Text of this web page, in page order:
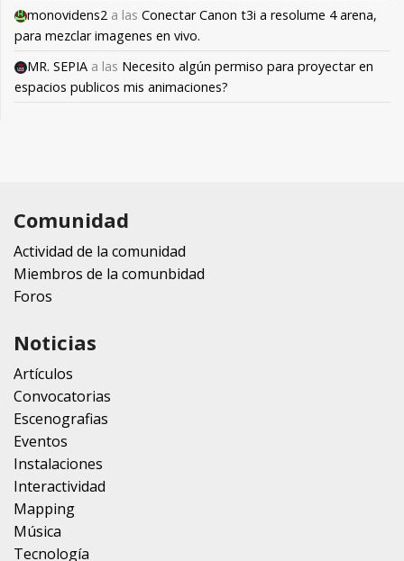
monovidens2 a las Conectar Canon t3i a resolume 4 arena,
para mezclar imagenes en vivo.
MR. SEPIA a las Necesito algún permiso para proyectar en
espacios publicos mis animaciones?
Comunidad
Actividad de la comunidad
Miembros de la comunbidad
Foros
Noticias
Artículos
Convocatorias
Escenografias
Eventos
Instalaciones
Interactividad
Mapping
Música
Tecnología